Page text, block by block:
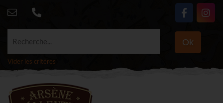
Recherche... Ok
Vider les critères